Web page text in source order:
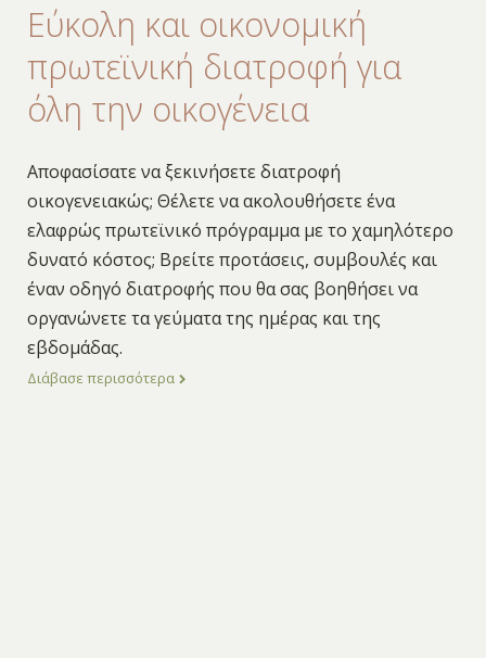
Εύκολη και οικονομική
πρωτεϊνική διατροφή για
όλη την οικογένεια
Αποφασίσατε να ξεκινήσετε διατροφή
οικογενειακώς; Θέλετε να ακολουθήσετε ένα
ελαφρώς πρωτεϊνικό πρόγραμμα με το χαμηλότερο
δυνατό κόστος; Βρείτε προτάσεις, συμβουλές και
έναν οδηγό διατροφής που θα σας βοηθήσει να
οργανώνετε τα γεύματα της ημέρας και της
εβδομάδας.
Διάβασε περισσότερα